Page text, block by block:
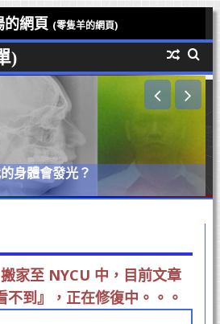
的網頁 (零隻羊的網頁)
熱門文章
家至 NYCU 中，目前文章
不到』，正在修復中。。。